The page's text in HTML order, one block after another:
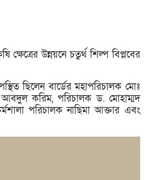
ক্ষেত্রের উন্নয়নে চতুর্থ শিল্প বিপ্লবের
ছিলেন বার্ডের মহাপরিচালক মোঃ
আবদুল করিম, পরিচালক ড. মোহাম্মদ
পরিচালক নাছিমা আক্তার এবং